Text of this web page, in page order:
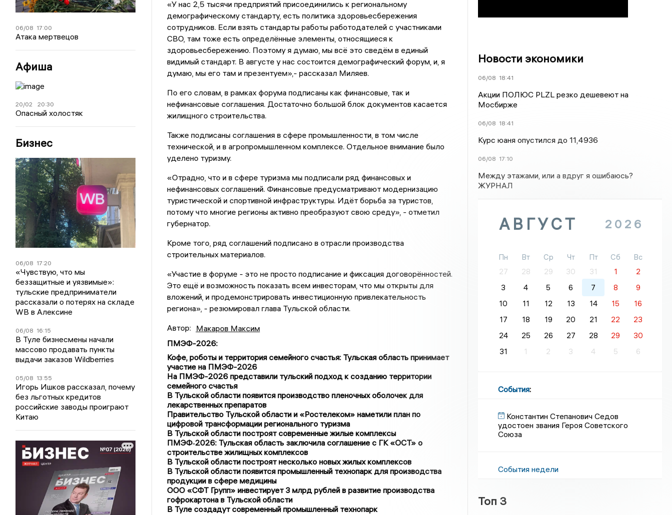
06/08 17:00
Атака мертвецов
Афиша
20/02 20:30
Опасный холостяк
Бизнес
06/08 17:20
«Чувствую, что мы
беззащитные и уязвимые»:
тульские предприниматели
рассказали о потерях на складе
WB в Алексине
06/08 16:15
В Туле бизнесмены начали
массово продавать пункты
выдачи заказов Wildberries
05/08 13:55
Игорь Ишков рассказал, почему
без льготных кредитов
российские заводы проиграют
Китаю
«У нас 2,5 тысячи предприятий присоединились к региональному
демографическому стандарту, есть политика здоровьесбережения
сотрудников. Если взять стандарты работы работодателей с участниками
СВО, там тоже есть определённые элементы, относящиеся к
здоровьесбережению. Поэтому я думаю, мы всё это сведём в единый
видимый стандарт. В августе у нас состоится демографический форум, и, я
думаю, мы его там и презентуем»,- рассказал Миляев.
По его словам, в рамках форума подписаны как финансовые, так и
нефинансовые соглашения. Достаточно большой блок документов касается
жилищного строительства.
Также подписаны соглашения в сфере промышленности, в том числе
технической, и в агропромышленном комплексе. Отдельное внимание было
уделено туризму.
«Отрадно, что и в сфере туризма мы подписали ряд финансовых и
нефинансовых соглашений. Финансовые предусматривают модернизацию
туристической и спортивной инфраструктуры. Идёт борьба за туристов,
потому что многие регионы активно преобразуют свою среду», - отметил
губернатор.
Кроме того, ряд соглашений подписано в отрасли производства
строительных материалов.
«Участие в форуме - это не просто подписание и фиксация договорённостей.
Это ещё и возможность показать всем инвесторам, что мы открыты для
вложений, и продемонстрировать инвестиционную привлекательность
региона», - резюмировал глава Тульской области.
Автор: Макаров Максим
ПМЭФ-2026:
Кофе, роботы и территория семейного счастья: Тульская область принимает
участие на ПМЭФ-2026
На ПМЭФ-2026 представили тульский подход к созданию территории
семейного счастья
В Тульской области появится производство пленочных оболочек для
лекарственных препаратов
Правительство Тульской области и «Ростелеком» наметили план по
цифровой трансформации регионального туризма
В Тульской области построят современные жилые комплексы
ПМЭФ‑2026: Тульская область заключила соглашение с ГК «ОСТ» о
строительстве жилищных комплексов
В Тульской области построят несколько новых жилых комплексов
В Тульской области появится промышленный технопарк для производства
продукции в сфере медицины
ООО «СФТ Групп» инвестирует 3 млрд рублей в развитие производства
гофрокартона в Тульской области
В Туле создадут современный промышленный технопарк
Новости экономики
06/08 18:41
Акции ПОЛЮС PLZL резко дешевеют на
Мосбирже
06/08 18:41
Курс юаня опустился до 11,4936
06/08 17:10
Между этажами, или а вдруг я ошибаюсь?
ЖУРНАЛ
АВГУСТ 2026
Пн Вт Ср Чт Пт Сб
Вс
27
28 29 30 31 1
2
3
4 5 6 7 8
9
10
11 12 13 14 15
16
17
18 19 20 21 22
23
24
25 26 27 28 29
30
31
1 2 3 4 5 6
События:
Константин Степанович Седов
удостоен звания Героя Советского
Союза
События недели
Топ 3